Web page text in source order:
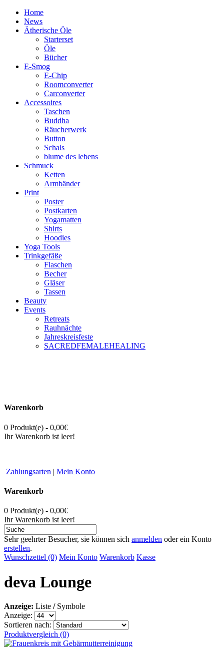
Home
News
Ätherische Öle
Starterset
Öle
Bücher
E-Smog
E-Chip
Roomconverter
Carconverter
Accessoires
Taschen
Buddha
Räucherwerk
Button
Schals
blume des lebens
Schmuck
Ketten
Armbänder
Print
Poster
Postkarten
Yogamatten
Shirts
Hoodies
Yoga Tools
Trinkgefäße
Flaschen
Becher
Gläser
Tassen
Beauty
Events
Retreats
Rauhnächte
Jahreskreisfeste
SACREDFEMALEHEALING
Warenkorb
0 Produkt(e) - 0,00€
Ihr Warenkorb ist leer!
Zahlungsarten | Mein Konto
Warenkorb
0 Produkt(e) - 0,00€
Ihr Warenkorb ist leer!
Sehr geehrter Besucher, sie können sich anmelden oder ein Konto
erstellen.
Wunschzettel (0) Mein Konto Warenkorb Kasse
deva Lounge
Anzeige: Liste / Symbole
Anzeige:
Sortieren nach:
Produktvergleich (0)